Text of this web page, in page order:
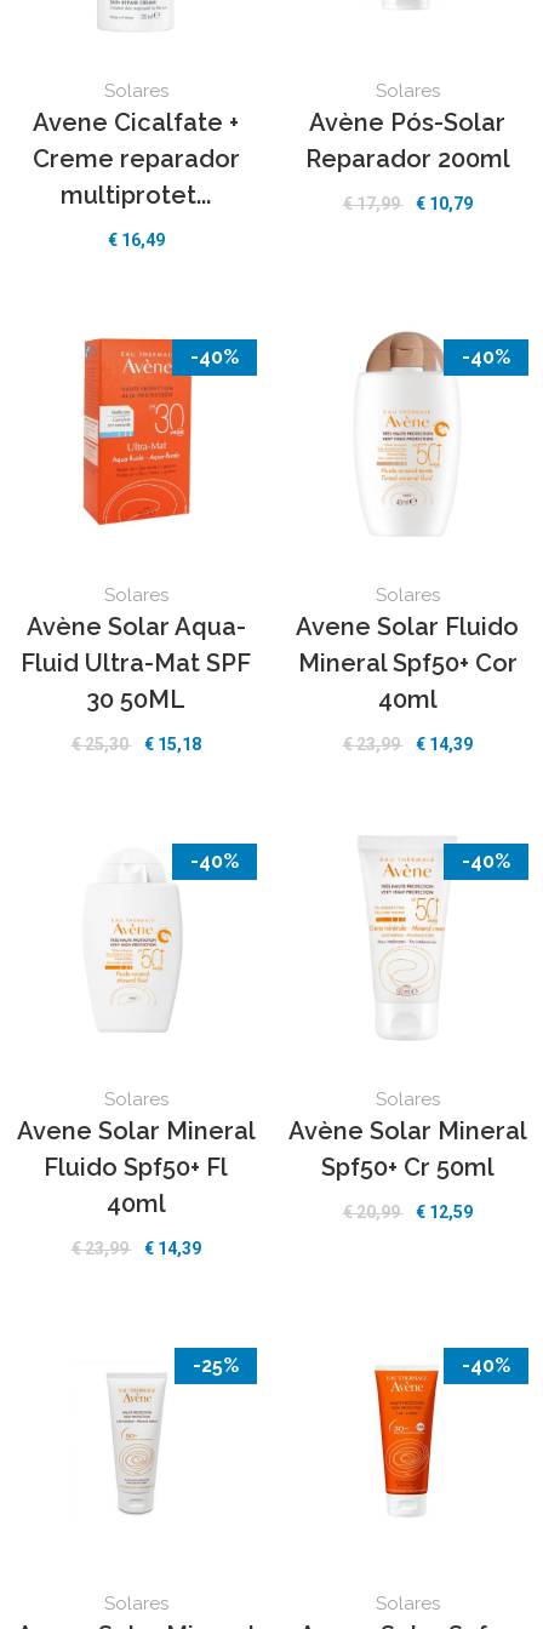
Solares
Avene Cicalfate +
Creme reparador
multiprotet...
€ 16,49
Solares
Avène Pós-Solar
Reparador 200ml
€ 17,99 € 10,79
-40%
Solares
Avène Solar Aqua-
Fluid Ultra-Mat SPF
30 50ML
€ 25,30 € 15,18
-40%
Solares
Avene Solar Fluido
Mineral Spf50+ Cor
40ml
€ 23,99 € 14,39
-40%
Solares
Avene Solar Mineral
Fluido Spf50+ Fl
40ml
€ 23,99 € 14,39
-40%
Solares
Avène Solar Mineral
Spf50+ Cr 50ml
€ 20,99 € 12,59
-25%
Solares
-40%
Solares